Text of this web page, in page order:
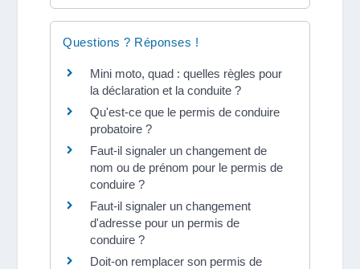
Questions ? Réponses !
Mini moto, quad : quelles règles pour
la déclaration et la conduite ?
Qu'est-ce que le permis de conduire
probatoire ?
Faut-il signaler un changement de
nom ou de prénom pour le permis de
conduire ?
Faut-il signaler un changement
d'adresse pour un permis de
conduire ?
Doit-on remplacer son permis de